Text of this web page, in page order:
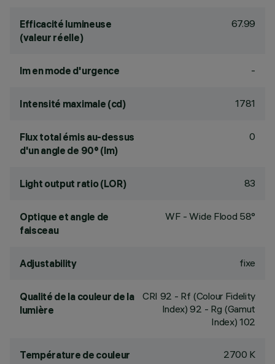
Efficacité lumineuse
(valeur réelle)
67.99
lm en mode d'urgence -
Intensité maximale (cd) 1781
Flux total émis au-dessus
d'un angle de 90° (lm)
0
Light output ratio (LOR) 83
Optique et angle de
faisceau
WF - Wide Flood 58°
Adjustability fixe
Qualité de la couleur de la
lumière
CRI 92 - Rf (Colour Fidelity
Index) 92 - Rg (Gamut
Index) 102
Température de couleur 2700 K